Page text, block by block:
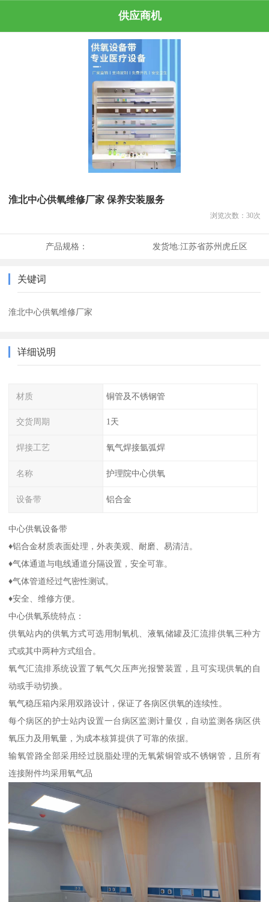
供应商机
淮北中心供氧维修厂家 保养安装服务
浏览次数： 30次
产品规格： 发货地:江苏省苏州虎丘区
关键词
淮北中心供氧维修厂家
详细说明
材质 铜管及不锈钢管
交货周期 1天
焊接工艺 氧气焊接氩弧焊
名称 护理院中心供氧
设备带 铝合金
中心供氧设备带
♦铝合金材质表面处理，外表美观、耐磨、易清洁。
♦气体通道与电线通道分隔设置，安全可靠。
♦气体管道经过气密性测试。
♦安全、维修方便。
中心供氧系统特点：
供氧站内的供氧方式可选用制氧机、液氧储罐及汇流排供氧三种方
式或其中两种方式组合。
氧气汇流排系统设置了氧气欠压声光报警装置，且可实现供氧的自
动或手动切换。
氧气稳压箱内采用双路设计，保证了各病区供氧的连续性。
每个病区的护士站内设置一台病区监测计量仪，自动监测各病区供
氧压力及用氧量，为成本核算提供了可靠的依据。
输氧管路全部采用经过脱脂处理的无氧紫铜管或不锈钢管，且所有
连接附件均采用氧气品